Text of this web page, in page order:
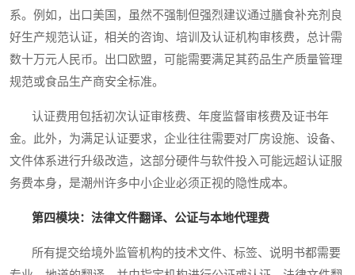
系。例如，出口美国，虽然不强制但强烈建议通过膳食补充剂良
好生产规范认证，相关的咨询、培训及认证机构审核费，总计需
数十万元人民币。出口欧盟，可能需要满足其药品生产质量管理
规范或食品生产商安全标准。
认证费用包括初次认证审核费、年度监督审核费及证书年
金。此外，为满足认证要求，企业往往需要对厂房设施、设备、
文件体系进行升级改造，这部分硬件与软件投入可能远超认证服
务费本身，是潮州许多中小企业必须正视的隐性成本。
第四模块：法律文件翻译、公证与本地代理费
所有提交给境外监管机构的技术文件、标签、说明书都需要